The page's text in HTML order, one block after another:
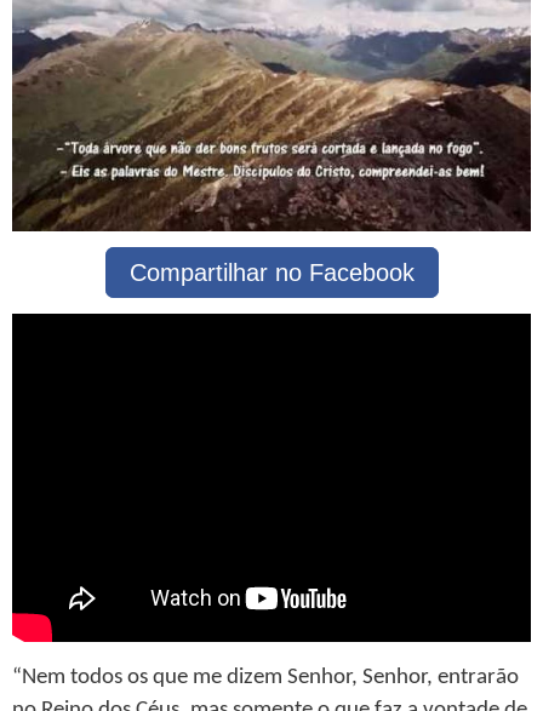
Compartilhar no Facebook
“Nem todos os que me dizem Senhor, Senhor, entrarão